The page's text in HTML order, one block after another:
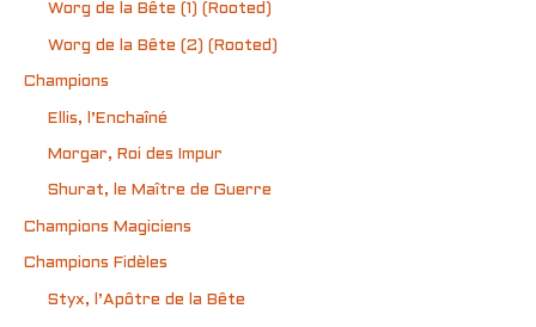
Worg de la Bête (1) (Rooted)
Worg de la Bête (2) (Rooted)
Champions
Ellis, l’Enchaîné
Morgar, Roi des Impur
Shurat, le Maître de Guerre
Champions Magiciens
Champions Fidèles
Styx, l’Apôtre de la Bête